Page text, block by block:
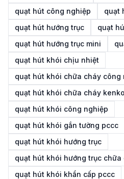
quạt hút công nghiệp
quạt
quạt hút hướng trục
quạt
quạt hút hướng trục mini
quạt hút khói chịu nhiệt
quạt hút khói chữa cháy công
quạt hút khói chữa cháy kenko
quạt hút khói công nghiệp
quạt hút khói gắn tường pccc
quạt hút khói hướng trục
quạt hút khói hướng trục chữa
quạt hút khói khẩn cấp pccc